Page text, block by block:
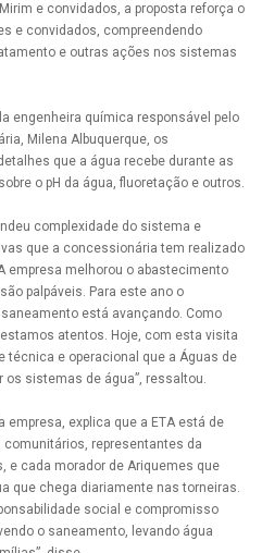
e convidados, a proposta reforça o
e convidados, compreendendo
e outras ações nos sistemas
engenheira química responsável pelo
Milena Albuquerque, os
que a água recebe durante as
o pH da água, fluoretação e outros.
complexidade do sistema e
que a concessionária tem realizado
empresa melhorou o abastecimento
palpáveis. Para este ano o
está avançando. Como
atentos. Hoje, com esta visita
técnica e operacional que a Águas de
sistemas de água”, ressaltou.
empresa, explica que a ETA está de
comunitários, representantes da
e cada morador de Ariquemes que
que chega diariamente nas torneiras.
social e compromisso
o saneamento, levando água